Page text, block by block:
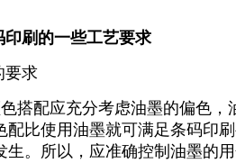
印刷的一些工艺要求
要求
搭配应充分考虑油墨的偏色
配比使用油墨就可满足条码印
生。所以，应准确控制油墨的